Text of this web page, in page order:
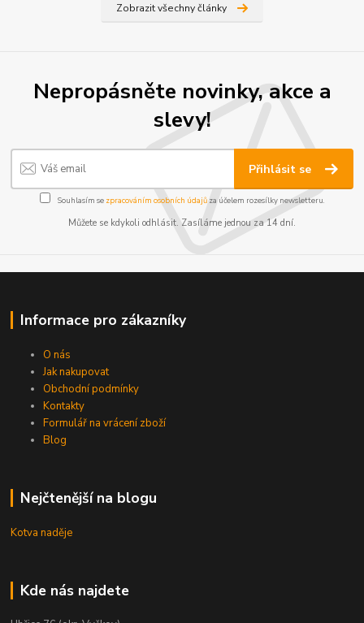
Zobrazit všechny články
Nepropásněte novinky, akce a
slevy!
Přihlásit se
Souhlasím se zpracováním osobních údajůza účelem rozesílky newsletteru.
Můžete se kdykoli odhlásit. Zasíláme jednou za 14 dní.
Informace pro zákazníky
O nás
Jak nakupovat
Obchodní podmínky
Kontakty
Formulář na vrácení zboží
Blog
Nejčtenější na blogu
Kotva naděje
Kde nás najdete